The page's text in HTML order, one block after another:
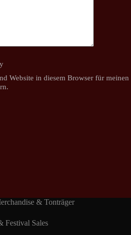
Website in diesem Browser für meinen
& Tonträger
Festival Sales